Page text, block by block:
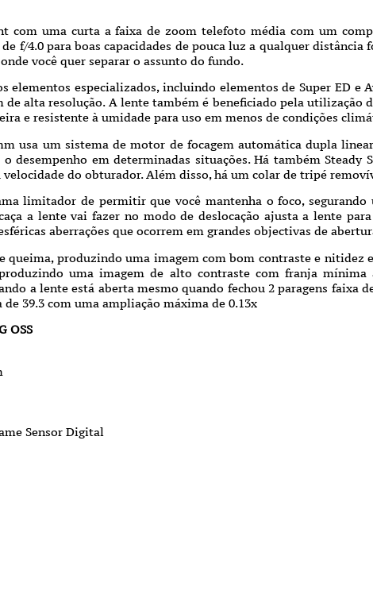
com uma curta a faixa de zoom telefoto média com um
f/4.0 para boas capacidades de pouca luz a qualquer
você quer separar o assunto do fundo.
elementos especializados, incluindo elementos de Super ED e
alta resolução. A lente também é beneficiado pela utilização
e resistente à umidade para uso em menos de condições
usa um sistema de motor de focagem automática dupla
desempenho em determinadas situações. Há também Steady
do obturador. Além disso, há um colar de tripé
limitador de permitir que você mantenha o foco,
a lente vai fazer no modo de deslocação ajusta a lente
aberrações que ocorrem em grandes objectivas de
produzindo uma imagem com bom contraste e nitidez
uma imagem de alto contraste com franja
a lente está aberta mesmo quando fechou 2 paragens faixa
39.3 com uma ampliação máxima de 0.13x
OSS
Sensor Digital